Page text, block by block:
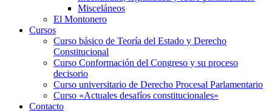
Misceláneos
El Montonero
Cursos
Curso básico de Teoría del Estado y Derecho
Constitucional
Curso Conformación del Congreso y su proceso
decisorio
Curso universitario de Derecho Procesal Parlamentario
Curso «Actuales desafíos constitucionales»
Contacto